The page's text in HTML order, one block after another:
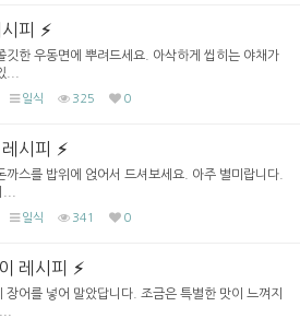
피
깃한 우동면에 뿌려드세요. 아삭하게 씹히는 야채가
...
일식 325 0
시피
까스를 밥위에 얹어서 드셔보세요. 아주 별미랍니다.
일식 341 0
레시피
장어를 넣어 말았답니다. 조금은 특별한 맛이 느껴지